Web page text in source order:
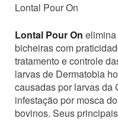
Lontal Pour On
Lontal Pour On
bicheiras com
tratamento e controle
larvas de Dermatobia
causadas por larvas da
infestação por mosca
bovinos. Seus